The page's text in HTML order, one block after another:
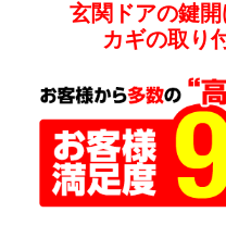
玄関ドアの鍵
カギの取り